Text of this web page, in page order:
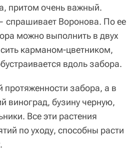
притом очень важный.
спрашивает Воронова. По ее
можно выполнить в двух
карманом-цветником,
вдоль забора.
протяженности забора, а в
виноград, бузину черную,
Все эти растения
по уходу, способны расти